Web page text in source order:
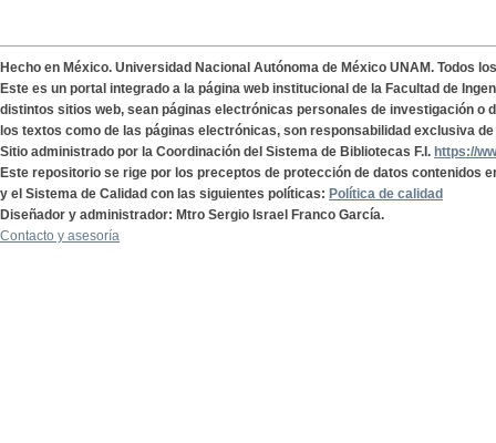
Hecho en México. Universidad Nacional Autónoma de México UNAM. Todos
Este es un portal integrado a la página web institucional de la Facultad de
distintos sitios web, sean páginas electrónicas personales de investigación o
los textos como de las páginas electrónicas, son responsabilidad exclusiva
Sitio administrado por la Coordinación del Sistema de Bibliotecas F.I. https://
Este repositorio se rige por los preceptos de protección de datos contenidos
y el Sistema de Calidad con las siguientes políticas: Política de calidad
Diseñador y administrador: Mtro Sergio Israel Franco García.
Contacto y asesoría